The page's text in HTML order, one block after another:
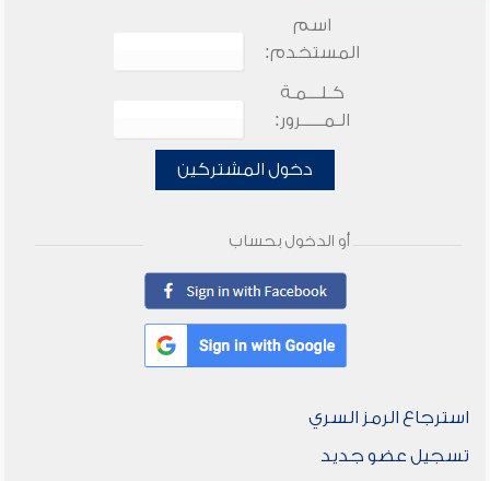
اسم
المستخدم:
كـلـــمـة
الـمـــــرور:
دخول المشتركين
أو الدخول بحساب
استرجاع الرمز السري
تسجيل عضو جديد